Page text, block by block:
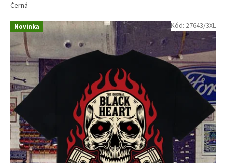
Černá
Novinka Kód: 27643/3XL